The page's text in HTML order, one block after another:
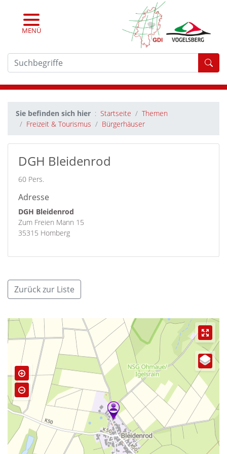
MENÜ
Sie befinden sich hier Startseite
Themen
Freizeit & Tourismus
Bürgerhäuser
DGH Bleidenrod
60 Pers.
Adresse
DGH Bleidenrod
Zum Freien Mann 15
35315 Homberg
Zurück zur Liste